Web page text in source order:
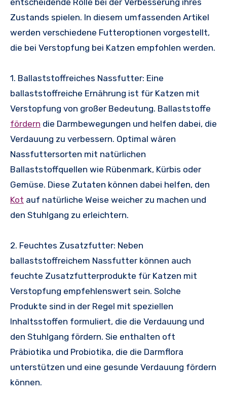
Zustands spielen. In diesem umfassenden Artikel
werden verschiedene Futteroptionen vorgestellt,
die bei Verstopfung bei Katzen empfohlen werden.
1. Ballaststoffreiches Nassfutter: Eine
ballaststoffreiche Ernährung ist für Katzen mit
Verstopfung von großer Bedeutung. Ballaststoffe
fördern die Darmbewegungen und helfen dabei, die
Verdauung zu verbessern. Optimal wären
Nassfuttersorten mit natürlichen
Ballaststoffquellen wie Rübenmark, Kürbis oder
Gemüse. Diese Zutaten können dabei helfen, den
Kot auf natürliche Weise weicher zu machen und
den Stuhlgang zu erleichtern.
2. Feuchtes Zusatzfutter: Neben
ballaststoffreichem Nassfutter können auch
feuchte Zusatzfutterprodukte für Katzen mit
Verstopfung empfehlenswert sein. Solche
Produkte sind in der Regel mit speziellen
Inhaltsstoffen formuliert, die die Verdauung und
den Stuhlgang fördern. Sie enthalten oft
Präbiotika und Probiotika, die die Darmflora
unterstützen und eine gesunde Verdauung fördern
können.